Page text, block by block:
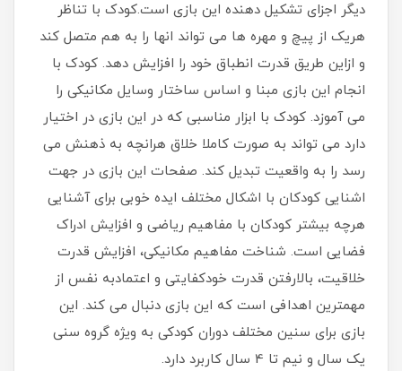
دیگر اجزای تشکیل دهنده این بازی است.کودک با تناظر
هریک از پیچ و مهره ها می تواند انها را به هم متصل کند
و ازاین طریق قدرت انطباق خود را افزایش دهد. کودک با
انجام این بازی مبنا و اساس ساختار وسایل مکانیکی را
می آموزد. کودک با ابزار مناسبی که در این بازی در اختیار
دارد می تواند به صورت کاملا خلاق هرانچه به ذهنش می
رسد را به واقعیت تبدیل کند. صفحات این بازی در جهت
اشنایی کودکان با اشکال مختلف ایده خوبی برای آشنایی
هرچه بیشتر کودکان با مفاهیم ریاضی و افزایش ادراک
فضایی است. شناخت مفاهیم مکانیکی، افزایش قدرت
خلاقیت، بالارفتن قدرت خودکفایتی و اعتمادبه نفس از
مهمترین اهدافی است که این بازی دنبال می کند. این
بازی برای سنین مختلف دوران کودکی به ویژه گروه سنی
یک سال و نیم تا 4 سال کاربرد دارد.